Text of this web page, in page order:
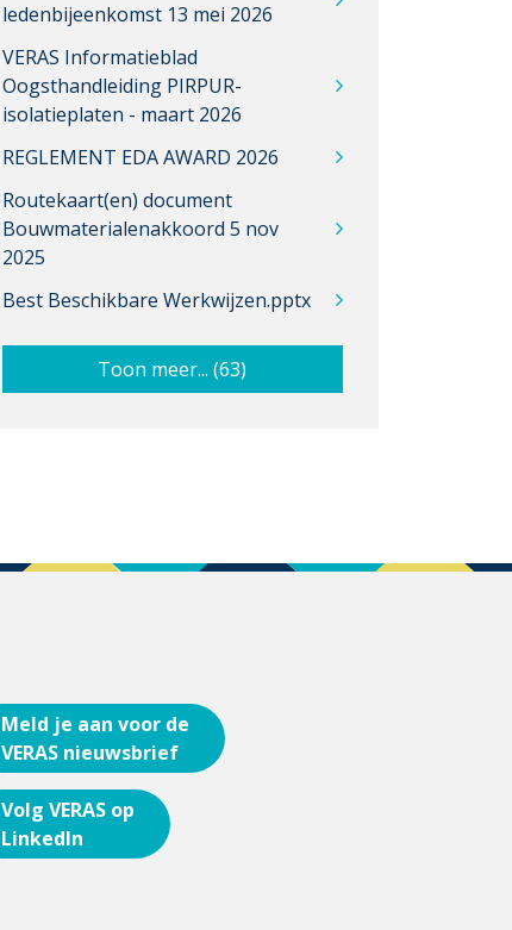
ledenbijeenkomst 13 mei 2026
VERAS Informatieblad
Oogsthandleiding PIRPUR-
isolatieplaten - maart 2026
REGLEMENT EDA AWARD 2026
Routekaart(en) document
Bouwmaterialenakkoord 5 nov
2025
Best Beschikbare Werkwijzen.pptx
Toon meer... (63)
Meld je aan voor de
VERAS nieuwsbrief
Volg VERAS op
LinkedIn